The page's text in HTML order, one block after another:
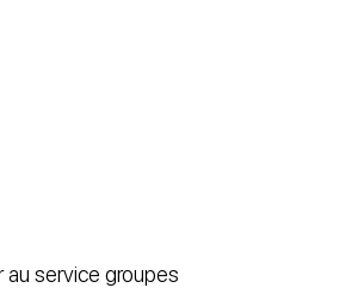
au service groupes